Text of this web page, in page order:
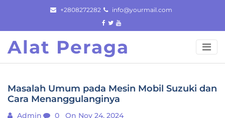
content
+2808272282 info@yourmail.com
Alat Peraga
Masalah Umum pada Mesin Mobil Suzuki dan
Cara Menanggulanginya
Admin 0
On Nov 24, 2024